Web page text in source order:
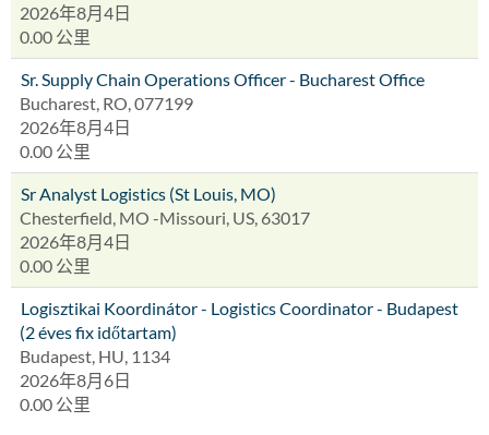
2026年8月4日
0.00 公里
Sr. Supply Chain Operations Officer - Bucharest Office
Bucharest, RO, 077199
2026年8月4日
0.00 公里
Sr Analyst Logistics (St Louis, MO)
Chesterfield, MO -Missouri, US, 63017
2026年8月4日
0.00 公里
Logisztikai Koordinátor - Logistics Coordinator - Budapest
(2 éves fix időtartam)
Budapest, HU, 1134
2026年8月6日
0.00 公里